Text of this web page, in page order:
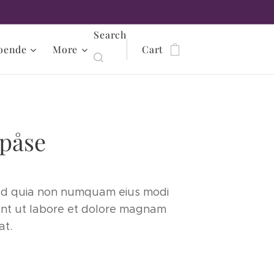
More
Search
Cart
quia non numquam eius modi
ut labore et dolore magnam